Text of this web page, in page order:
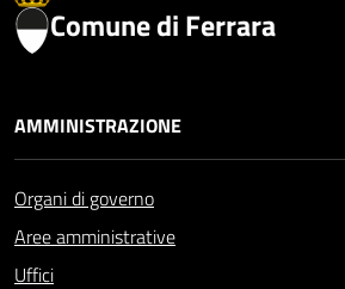
Comune di Ferrara
AMMINISTRAZIONE
Organi di governo
Aree amministrative
Uffici